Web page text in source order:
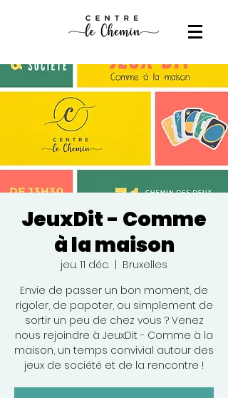
JeuxDit - Comme
à la maison
jeu. 11 déc.
Bruxelles
Envie de passer un bon moment, de
rigoler, de papoter, ou simplement de
sortir un peu de chez vous ? Venez
nous rejoindre à JeuxDit - Comme à la
maison, un temps convivial autour des
jeux de société et de la rencontre !